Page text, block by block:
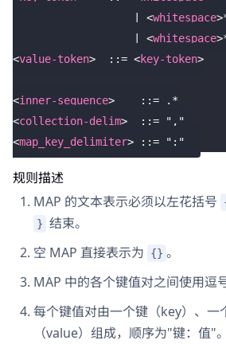
<whitespace>
<whitespace>
<value-token>
  ::=
<key-token>
<inner-sequence>
    ::= .*
<collection-delim>
  ::= ","
<map_key_delimiter> ::= ":"
规则描述
MAP 的文本表示必须以左花括号
} 结束。
空 MAP 直接表示为
{} 。
MAP 中的各个键值对之间使用逗
每个键值对由一个键（key）、一
（value）组成，顺序为"键：值"。